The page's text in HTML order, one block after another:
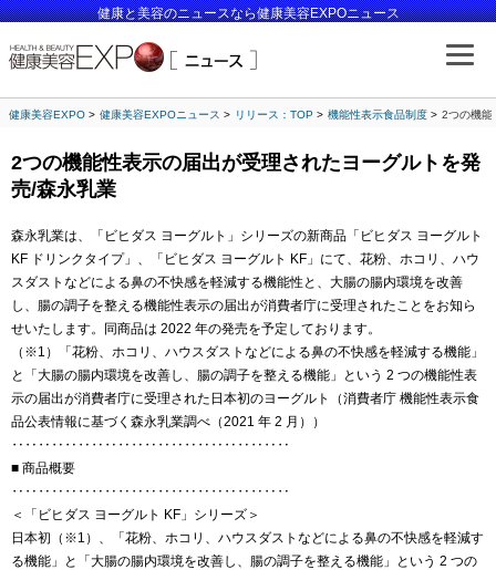
健康と美容のニュースなら健康美容EXPOニュース
健康美容EXPO 健康美容EXPOニュース リリース：TOP 機能性表示食品制度 2つの機能
2つの機能性表示の届出が受理されたヨーグルトを発
売/森永乳業
森永乳業は、「ビヒダス ヨーグルト」シリーズの新商品「ビヒダス ヨーグルト
KF ドリンクタイプ」、「ビヒダス ヨーグルト KF」にて、花粉、ホコリ、ハウ
スダストなどによる鼻の不快感を軽減する機能性と、大腸の腸内環境を改善
し、腸の調子を整える機能性表示の届出が消費者庁に受理されたことをお知ら
せいたします。同商品は 2022 年の発売を予定しております。
（※1）「花粉、ホコリ、ハウスダストなどによる鼻の不快感を軽減する機能」
と「大腸の腸内環境を改善し、腸の調子を整える機能」という 2 つの機能性表
示の届出が消費者庁に受理された日本初のヨーグルト（消費者庁 機能性表示食
品公表情報に基づく森永乳業調べ（2021 年 2 月））
‥‥‥‥‥‥‥‥‥‥‥‥‥‥‥‥‥‥‥‥‥
■ 商品概要
‥‥‥‥‥‥‥‥‥‥‥‥‥‥‥‥‥‥‥‥‥
＜「ビヒダス ヨーグルト KF」シリーズ＞
日本初（※1）、「花粉、ホコリ、ハウスダストなどによる鼻の不快感を軽減す
る機能」と「大腸の腸内環境を改善し、腸の調子を整える機能」という 2 つの